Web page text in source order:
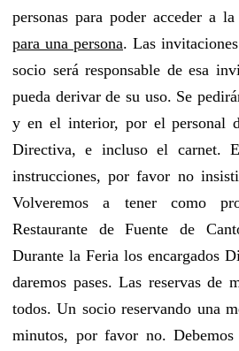
personas para poder acceder a
para una persona. Las
socio será responsable de esa
pueda derivar de su uso. Se
y en el interior, por el personal
Directiva, e incluso el carnet.
instrucciones, por favor no
Volveremos a tener como
Restaurante de Fuente de
Durante la Feria los encargados
daremos pases. Las reservas de
todos. Un socio reservando una
minutos, por favor no. Debemos